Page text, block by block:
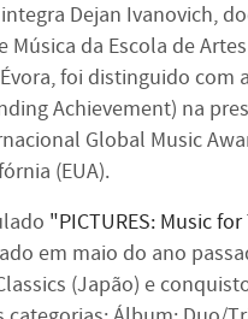
Dejan Ivanovich,
Música da Escola de
foi distinguido com
Achievement) na
Global Music
(EUA).
"PICTURES: Music
em maio do ano
(Japão) e